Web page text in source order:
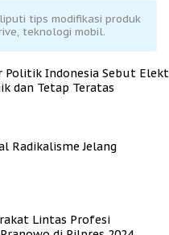
tips modifikasi produk
teknologi mobil.
Politik Indonesia Sebut
dan Tetap Teratas
Radikalisme Jelang
Lintas Profesi